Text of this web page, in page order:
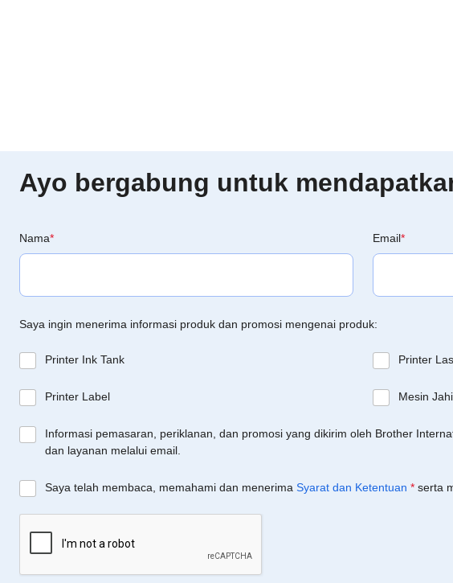
Ayo bergabung untuk
Nama* Email*
Saya ingin menerima informasi produk dan promosi mengenai produk:
Printer Ink Tank Printer
Printer Label Mesin
Informasi pemasaran, periklanan, dan promosi yang dikirim oleh Brother
dan layanan melalui email.
Saya telah membaca, memahami dan menerima Syarat dan Ketentuan * serta